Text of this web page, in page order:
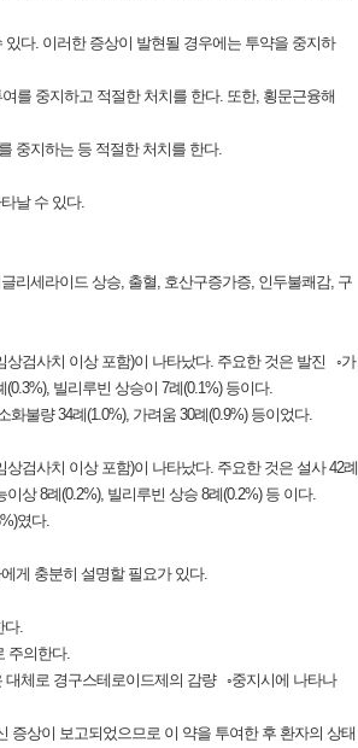
다. 이러한 증상이 발현될 경우에는 투약을 중지하
를 중지하고 적절한 처치를 한다. 또한, 횡문근융해
중지하는 등 적절한 처치를 한다.
날 수 있다.
리세라이드 상승, 출혈, 호산구증가증, 인두불쾌감, 구
상검사치 이상 포함)이 나타났다. 주요한 것은 발진 ◦가
빌리루빈 상승이 7례(0.1%) 등이다.
불량 34례(1.0%), 가려움 30례(0.9%) 등이었다.
검사치 이상 포함)이 나타났다. 주요한 것은 설사 42례
상 8례(0.2%), 빌리루빈 상승 8례(0.2%) 등 이다.
였다.
게 충분히 설명할 필요가 있다.
다.
주의한다.
대체로 경구스테로이드제의 감량 ◦중지시에 나타나
증상이 보고되었으므로 이 약을 투여한 후 환자의 상태